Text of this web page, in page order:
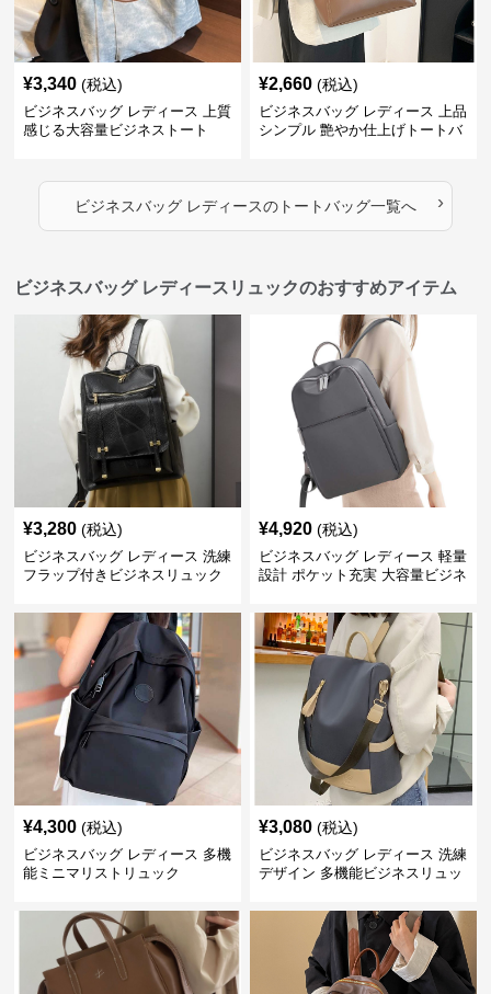
¥3,340 (税込)
ビジネスバッグ レディース 上質
感じる大容量ビジネストート
¥2,660 (税込)
ビジネスバッグ レディース 上品
シンプル 艶やか仕上げトートバ
ビジネスバッグ レディースのトートバッグ一覧へ ›
ビジネスバッグ レディースリュックのおすすめアイテム
¥3,280 (税込)
ビジネスバッグ レディース 洗練
フラップ付きビジネスリュック
¥4,920 (税込)
ビジネスバッグ レディース 軽量
設計 ポケット充実 大容量ビジネ
¥4,300 (税込)
ビジネスバッグ レディース 多機
能ミニマリストリュック
¥3,080 (税込)
ビジネスバッグ レディース 洗練
デザイン 多機能ビジネスリュッ